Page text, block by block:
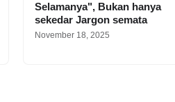
Selamanya", Bukan hanya
sekedar Jargon semata
November 18, 2025